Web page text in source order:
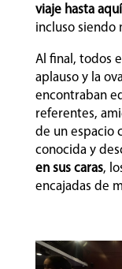
viaje hasta
incluso siendo
Al final, todos
aplauso y la
encontraban
referentes,
de un espacio
conocida y
en sus caras,
encajadas de